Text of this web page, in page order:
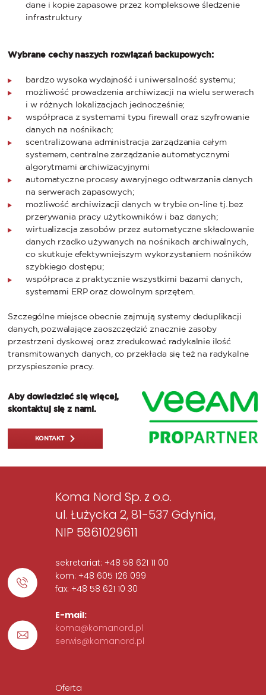
dane i kopie zapasowe przez kompleksowe śledzenie
infrastruktury
Wybrane cechy naszych rozwiązań backupowych:
bardzo wysoka wydajność i uniwersalność systemu;
możliwość prowadzenia archiwizacji na wielu serwerach
i w różnych lokalizacjach jednocześnie;
współpraca z systemami typu firewall oraz szyfrowanie
danych na nośnikach;
scentralizowana administracja zarządzania całym
systemem, centralne zarządzanie automatycznymi
algorytmami archiwizacyjnymi
automatyczne procesy awaryjnego odtwarzania danych
na serwerach zapasowych;
możliwość archiwizacji danych w trybie on-line tj. bez
przerywania pracy użytkowników i baz danych;
wirtualizacja zasobów przez automatyczne składowanie
danych rzadko używanych na nośnikach archiwalnych,
co skutkuje efektywniejszym wykorzystaniem nośników
szybkiego dostępu;
współpraca z praktycznie wszystkimi bazami danych,
systemami ERP oraz dowolnym sprzętem.
Szczególne miejsce obecnie zajmują systemy deduplikacji
danych, pozwalające zaoszczędzić znacznie zasoby
przestrzeni dyskowej oraz zredukować radykalnie ilość
transmitowanych danych, co przekłada się też na radykalne
przyspieszenie pracy.
Aby dowiedzieć się więcej,
skontaktuj się z nami.
KONTAKT
Koma Nord Sp. z o.o.
ul. Łużycka 2, 81-537 Gdynia,
NIP 5861029611
sekretariat: +48 58 621 11 00
kom: +48 605 126 099
fax: +48 58 621 10 30
E-mail:
koma@komanord.pl
serwis@komanord.pl
Oferta